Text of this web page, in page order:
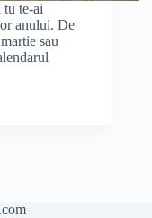
tu te-ai
anului. De
sau